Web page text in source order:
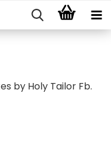
by Holy Tailor Fb.